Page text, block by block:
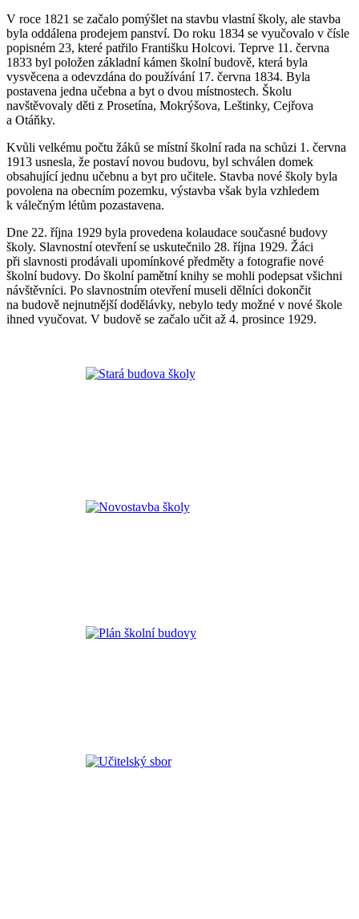
V roce 1821 se začalo pomýšlet na stavbu vlastní školy, ale stavba
byla oddálena prodejem panství. Do roku 1834 se vyučovalo v čísle
popisném 23, které patřilo Františku Holcovi. Teprve 11. června
1833 byl položen základní kámen školní budově, která byla
vysvěcena a odevzdána do používání 17. června 1834. Byla
postavena jedna učebna a byt o dvou místnostech. Školu
navštěvovaly děti z Prosetína, Mokrýšova, Leštinky, Cejřova
a Otáňky.
Kvůli velkému počtu žáků se místní školní rada na schůzi 1. června
1913 usnesla, že postaví novou budovu, byl schválen domek
obsahující jednu učebnu a byt pro učitele. Stavba nové školy byla
povolena na obecním pozemku, výstavba však byla vzhledem
k válečným létům pozastavena.
Dne 22. října 1929 byla provedena kolaudace současné budovy
školy. Slavnostní otevření se uskutečnilo 28. října 1929. Žáci
při slavnosti prodávali upomínkové předměty a fotografie nové
školní budovy. Do školní pamětní knihy se mohli podepsat všichni
návštěvníci. Po slavnostním otevření museli dělníci dokončit
na budově nejnutnější dodělávky, nebylo tedy možné v nové škole
ihned vyučovat. V budově se začalo učit až 4. prosince 1929.